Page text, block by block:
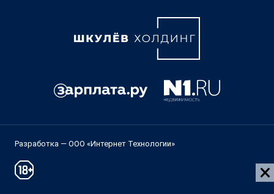
Разработка — ООО «Интернет Технологии»